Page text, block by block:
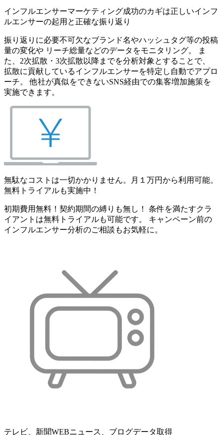
インフルエンサーマーケティング成功のカギは正しいインフ
ルエンサーの起用と正確な振り返り
振り返りに必要不可欠なブランド名やハッシュタグ等の投稿
量の変化や リーチ総量などのデータをモニタリング。 ま
た、2次拡散・3次拡散以降までを分析対象とすることで、
拡散に貢献しているインフルエンサーを特定し自動でアプロ
ーチ。 他社が真似をできないSNS経由での集客増加施策を
実施できます。
無駄なコストは一切かかりません。月１万円から利用可能。
無料トライアルも実施中！
初期費用無料！契約期間の縛りも無し！ 条件を満たすクラ
イアントは無料トライアルも可能です。 キャンペーン前の
インフルエンサー分析のご相談もお気軽に。
テレビ、新聞WEBニュース、ブログデータ取得